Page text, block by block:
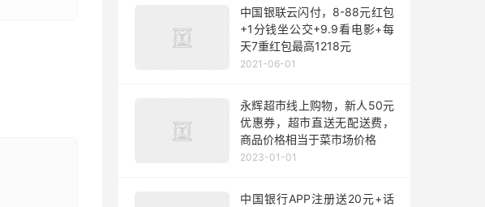
中国银联云闪付，8-88元红包
+1分钱坐公交+9.9看电影+每
天7重红包最高1218元
2021-06-01
永辉超市线上购物，新人50元
优惠券，超市直送无配送费，
商品价格相当于菜市场价格
2023-01-01
中国银行APP注册送20元+话